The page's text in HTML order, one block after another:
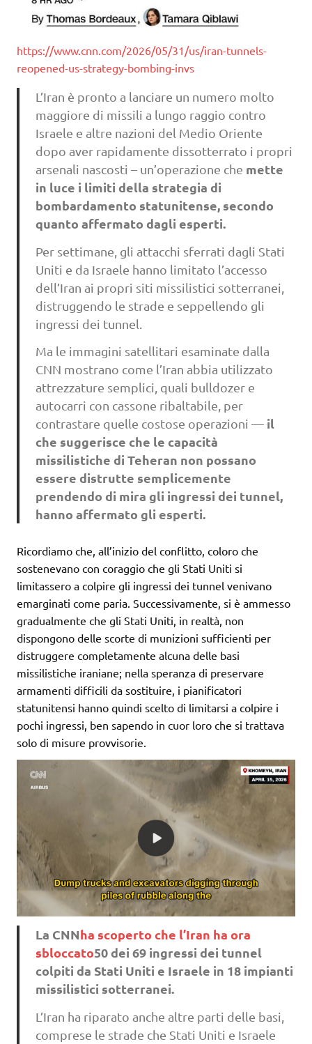
https://www.cnn.com/2026/05/31/us/iran-tunnels-
reopened-us-strategy-bombing-invs
L’Iran è pronto a lanciare un numero molto
maggiore di missili a lungo raggio contro
Israele e altre nazioni del Medio Oriente
dopo aver rapidamente dissotterrato i propri
arsenali nascosti – un’operazione che mette
in luce i limiti della strategia di
bombardamento statunitense, secondo
quanto affermato dagli esperti.
Per settimane, gli attacchi sferrati dagli Stati
Uniti e da Israele hanno limitato l’accesso
dell’Iran ai propri siti missilistici sotterranei,
distruggendo le strade e seppellendo gli
ingressi dei tunnel.
Ma le immagini satellitari esaminate dalla
CNN mostrano come l’Iran abbia utilizzato
attrezzature semplici, quali bulldozer e
autocarri con cassone ribaltabile, per
contrastare quelle costose operazioni — il
che suggerisce che le capacità
missilistiche di Teheran non possano
essere distrutte semplicemente
prendendo di mira gli ingressi dei tunnel,
hanno affermato gli esperti.
Ricordiamo che, all’inizio del conflitto, coloro che
sostenevano con coraggio che gli Stati Uniti si
limitassero a colpire gli ingressi dei tunnel venivano
emarginati come paria. Successivamente, si è ammesso
gradualmente che gli Stati Uniti, in realtà, non
dispongono delle scorte di munizioni sufficienti per
distruggere completamente alcuna delle basi
missilistiche iraniane; nella speranza di preservare
armamenti difficili da sostituire, i pianificatori
statunitensi hanno quindi scelto di limitarsi a colpire i
pochi ingressi, ben sapendo in cuor loro che si trattava
solo di misure provvisorie.
La CNNha scoperto che l’Iran ha ora
sbloccato50 dei 69 ingressi dei tunnel
colpiti da Stati Uniti e Israele in 18 impianti
missilistici sotterranei.
L’Iran ha riparato anche altre parti delle basi,
comprese le strade che Stati Uniti e Israele